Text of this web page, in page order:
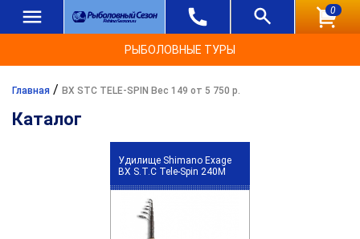
0
РЫБОЛОВНЫЕ ТУРЫ
Главная / BX STC TELE-SPIN Вес 149 от 5 750 р.
Каталог
Удилище Shimano Exage
BX S.T.C Tele-Spin 240M